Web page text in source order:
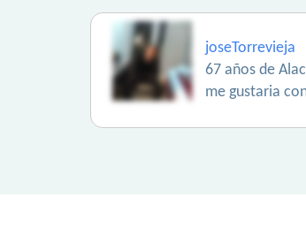
joseTorrevieja
67 años de
me gustaria